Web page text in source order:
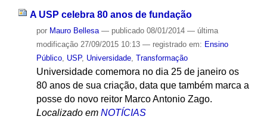
A USP celebra 80 anos de fundação
por Mauro Bellesa — publicado08/01/2014 — última
modificação27/09/2015 10:13 — registrado em: Ensino
Público, USP, Universidade, Transformação
Universidade comemora no dia 25 de janeiro os
80 anos de sua criação, data que também marca a
posse do novo reitor Marco Antonio Zago.
Localizado em NOTÍCIAS